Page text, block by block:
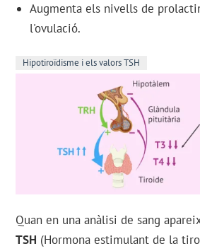
Augmenta els nivells de
l'ovulació.
Hipotiroïdisme i els valors TSH
Quan en una anàlisi de sang
TSH (Hormona estimulant de la